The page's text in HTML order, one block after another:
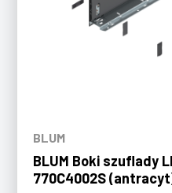
BLUM
BLUM Boki szuflady
770C4002S